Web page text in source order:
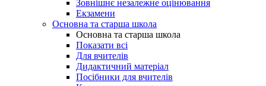
Зовнішнє незалежне оцінювання
Екзамени
Основна та старша школа
Основна та старша школа
Показати всі
Для вчителів
Дидактичний матеріал
Посібники для вчителів